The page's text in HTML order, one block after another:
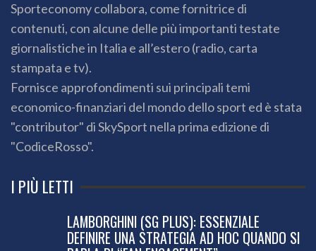
Sporteconomy collabora, come fornitrice di
contenuti, con alcune delle più importanti testate
giornalistiche in Italia e all’estero (radio, carta
stampata e tv).
Fornisce approfondimenti sui principali temi
economico-finanziari del mondo dello sport ed è stata
"contributor" di SkySport nella prima edizione di
"CodiceRosso".
I PIÙ LETTI
LAMBORGHINI (SG PLUS): ESSENZIALE
DEFINIRE UNA STRATEGIA AD HOC QUANDO SI